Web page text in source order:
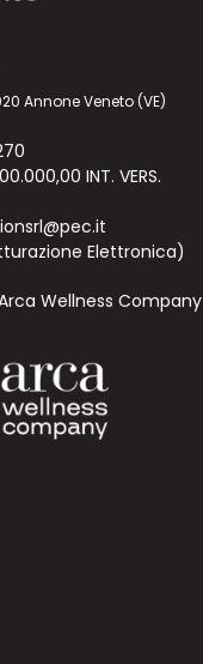
Annone Veneto (VE)
INT. VERS.
Elettronica)
Wellness Company